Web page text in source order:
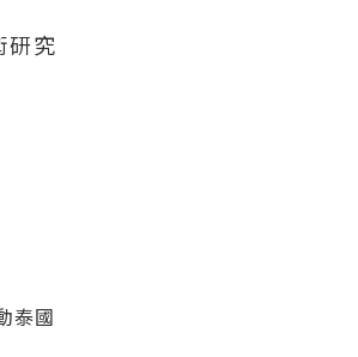
研究
泰國